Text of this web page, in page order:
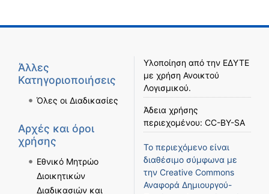
Άλλες
Κατηγοριοποιήσεις
Όλες οι Διαδικασίες
Αρχές και όροι
χρήσης
Εθνικό Μητρώο
Διοικητικών
Διαδικασιών και
Υλοποίηση από την ΕΔΥΤΕ
με χρήση Ανοικτού
Λογισμικού.
Άδεια χρήσης
περιεχομένου: CC-BY-SA
Το περιεχόμενο είναι
διαθέσιμο σύμφωνα με
την Creative Commons
Αναφορά Δημιουργού-